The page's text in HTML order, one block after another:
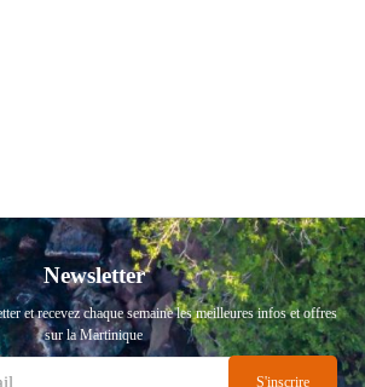
Newsletter
et recevez chaque semaine les meilleures infos et offres
sur la Martinique